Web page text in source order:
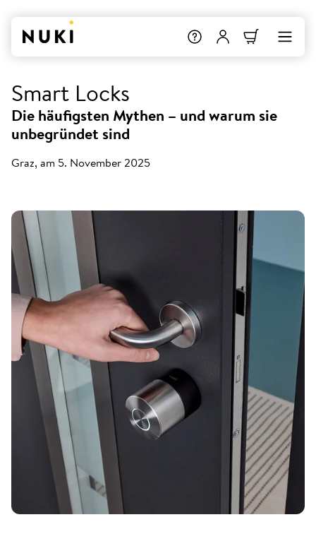
Smart Locks
Die häufigsten Mythen – und warum sie
unbegründet sind
Graz, am 5. November 2025